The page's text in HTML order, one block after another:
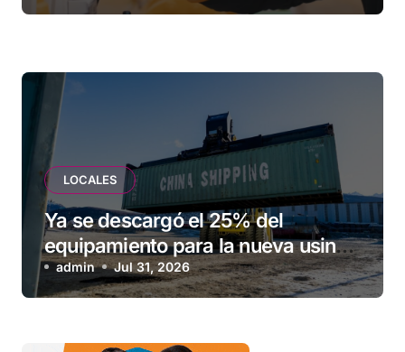
LOCALES
Ya se descargó el 25% del
equipamiento para la nueva usina
de Ushuaia
admin Jul 31, 2026